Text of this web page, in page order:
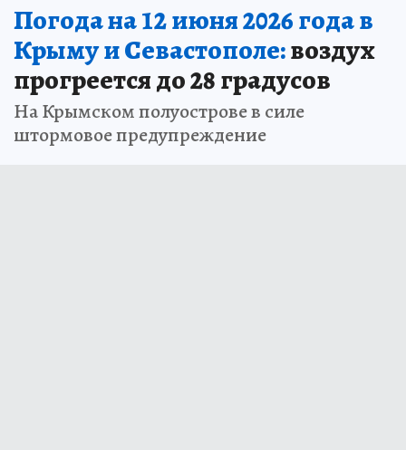
Погода на 12 июня 2026 года в
Крыму и Севастополе:воздух
прогреется до 28 градусов
На Крымском полуострове в силе
штормовое предупреждение